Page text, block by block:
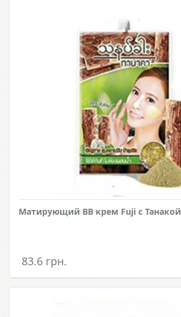
Матирующий ВВ крем Fuji с Танакой
83.6 грн.